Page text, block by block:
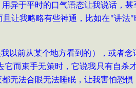
异于平时的口气语态让我说话，
让我略略有些神通，比如在"讲法"
我以前从某个地方看到的），或者
而束手无策时，它说我只有自杀
无法合眼无法睡眠，让我害怕恐